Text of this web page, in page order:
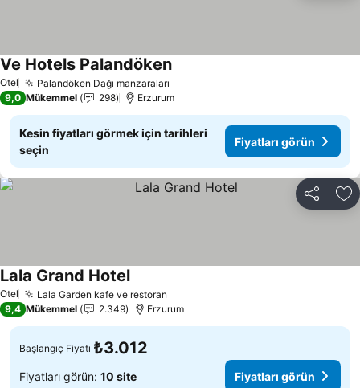
Otel Palandöken Dağı manzaraları
Ve Hotels Palandöken
9,0 Mükemmel 298 Erzurum
Kesin fiyatları görmek için tarihleri
seçin
Fiyatları görün
Paylaş
Otel Lala Garden kafe ve restoran
Lala Grand Hotel
9,4 Mükemmel 2.349 Erzurum
Başlangıç Fiyatı ₺3.012
Fiyatları görün: 10 site Fiyatları görün